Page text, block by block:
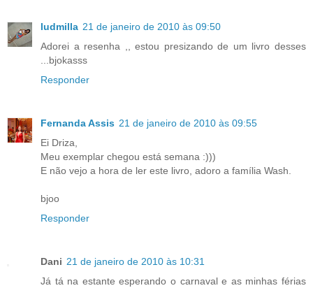
ludmilla 21 de janeiro de 2010 às 09:50
Adorei a resenha ,, estou presizando de um livro desses
...bjokasss
Responder
Fernanda Assis 21 de janeiro de 2010 às 09:55
Ei Driza,
Meu exemplar chegou está semana :)))
E não vejo a hora de ler este livro, adoro a família Wash.
bjoo
Responder
Dani 21 de janeiro de 2010 às 10:31
Já tá na estante esperando o carnaval e as minhas férias